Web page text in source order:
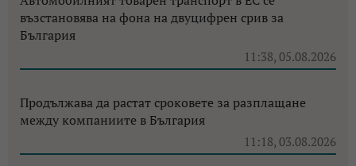
възстановява на фона на двуцифрен срив за
България
11:38, 05.08.2026
Продължава да растат сроковете за разплащане
между компаниите в България
11:18, 03.08.2026